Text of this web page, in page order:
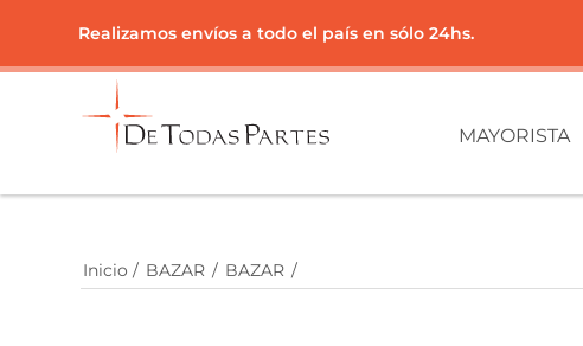
Realizamos envíos a todo el país en sólo 24hs.
MAYORISTA
Inicio / BAZAR / BAZAR /